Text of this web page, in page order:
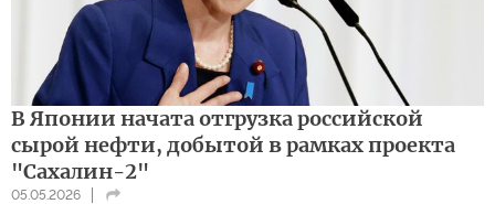
В Японии начата отгрузка российской
сырой нефти, добытой в рамках проекта
"Сахалин-2"
05.05.2026